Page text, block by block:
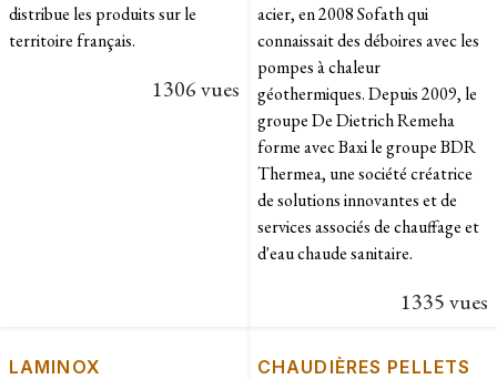
distribue les produits sur le
territoire français.
1306 vues
acier, en 2008 Sofath qui
connaissait des déboires avec les
pompes à chaleur
géothermiques. Depuis 2009, le
groupe De Dietrich Remeha
forme avec Baxi le groupe BDR
Thermea, une société créatrice
de solutions innovantes et de
services associés de chauffage et
d'eau chaude sanitaire.
1335 vues
LAMINOX CHAUDIÈRES PELLETS